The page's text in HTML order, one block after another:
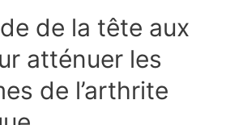
de la tête aux
atténuer les
de l’arthrite